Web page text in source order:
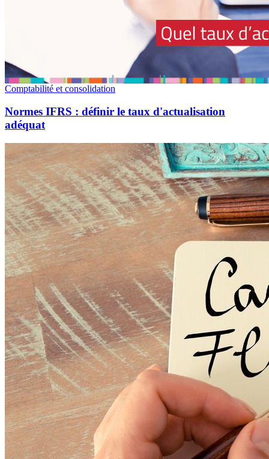
Comptabilité et consolidation
Normes IFRS : définir le taux d'actualisation
adéquat